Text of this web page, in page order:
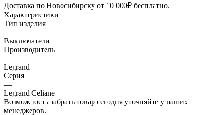
Доставка по Новосибирску от 10 000₽ бесплатно.
Характеристики
Тип изделия
—
Выключатели
Производитель
—
Legrand
Серия
—
Legrand Celiane
Возможность забрать товар сегодня уточняйте у наших
менеджеров.